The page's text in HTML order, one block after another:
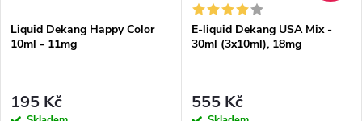
p
r
s
p
r
Liquid Dekang Happy Color
10ml - 11mg
195 Kč
E-liquid Dekang USA Mix -
30ml (3x10ml), 18mg
555 Kč